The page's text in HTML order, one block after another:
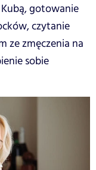
gotowanie
czytanie
ze zmęczenia na
sobie